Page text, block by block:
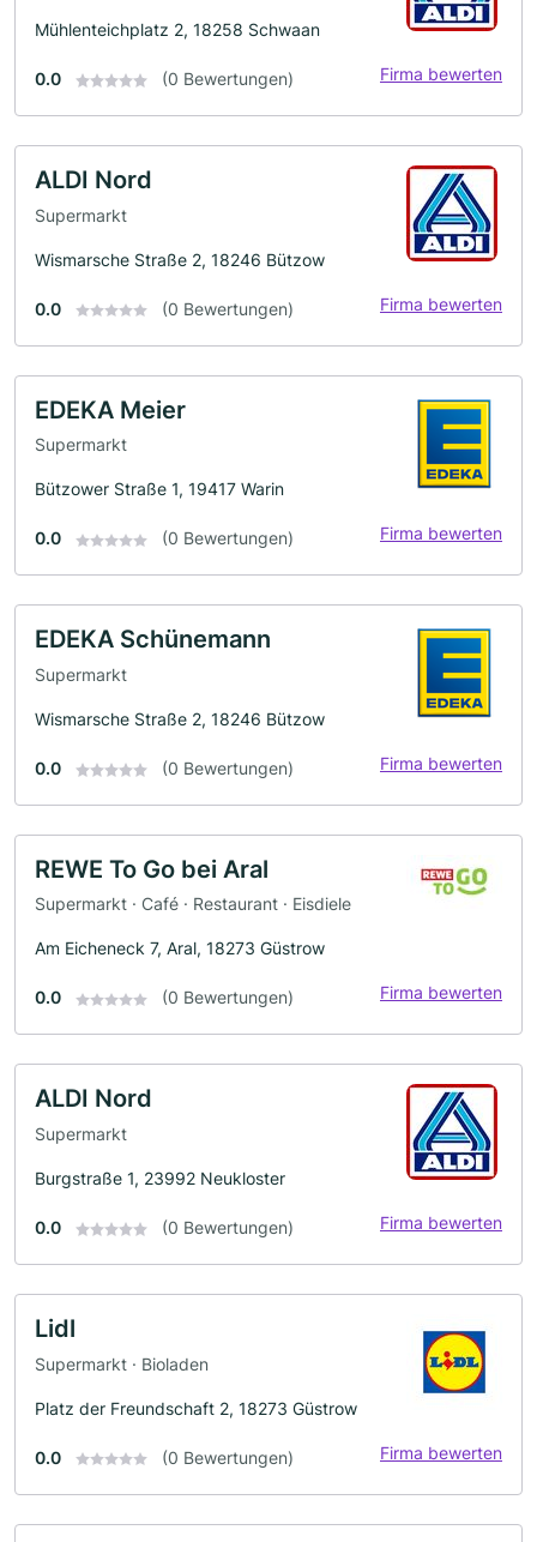
Mühlenteichplatz 2, 18258 Schwaan
0.0 (0 Bewertungen) Firma bewerten
ALDI Nord
Supermarkt
Wismarsche Straße 2, 18246 Bützow
0.0 (0 Bewertungen) Firma bewerten
EDEKA Meier
Supermarkt
Bützower Straße 1, 19417 Warin
0.0 (0 Bewertungen) Firma bewerten
EDEKA Schünemann
Supermarkt
Wismarsche Straße 2, 18246 Bützow
0.0 (0 Bewertungen) Firma bewerten
REWE To Go bei Aral
Supermarkt · Café · Restaurant · Eisdiele
Am Eicheneck 7, Aral, 18273 Güstrow
0.0 (0 Bewertungen) Firma bewerten
ALDI Nord
Supermarkt
Burgstraße 1, 23992 Neukloster
0.0 (0 Bewertungen) Firma bewerten
Lidl
Supermarkt · Bioladen
Platz der Freundschaft 2, 18273 Güstrow
0.0 (0 Bewertungen) Firma bewerten